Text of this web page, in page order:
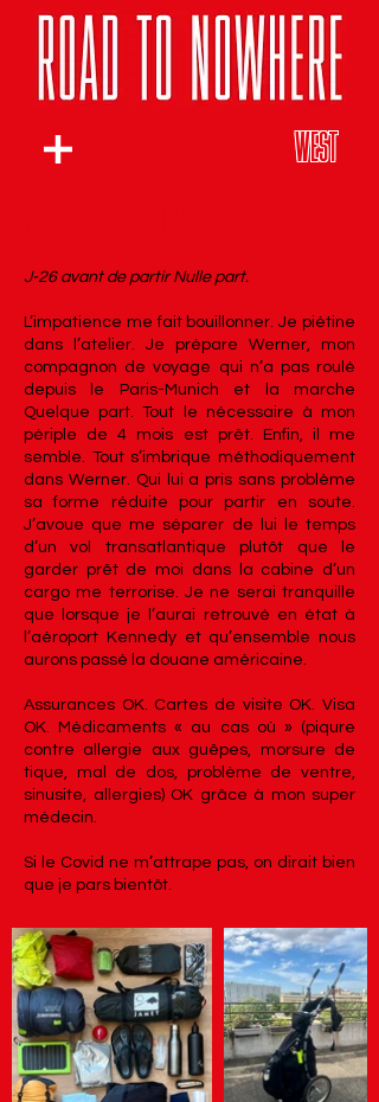
WEST
J-26 avant de partir Nulle part.
L’impatience me fait bouillonner. Je piétine
dans l’atelier. Je prépare Werner, mon
compagnon de voyage qui n’a pas roulé
depuis le Paris-Munich et la marche
Quelque part. Tout le nécessaire à mon
périple de 4 mois est prêt. Enfin, il me
semble. Tout s’imbrique méthodiquement
dans Werner. Qui lui a pris sans problème
sa forme réduite pour partir en soute.
J’avoue que me séparer de lui le temps
d’un vol transatlantique plutôt que le
garder prêt de moi dans la cabine d’un
cargo me terrorise. Je ne serai tranquille
que lorsque je l’aurai retrouvé en état à
l’aéroport Kennedy et qu’ensemble nous
aurons passé la douane américaine.
Assurances OK. Cartes de visite OK. Visa
OK. Médicaments « au cas où » (piqure
contre allergie aux guêpes, morsure de
tique, mal de dos, problème de ventre,
sinusite, allergies) OK grâce à mon super
médecin.
Si le Covid ne m’attrape pas, on dirait bien
que je pars bientôt.